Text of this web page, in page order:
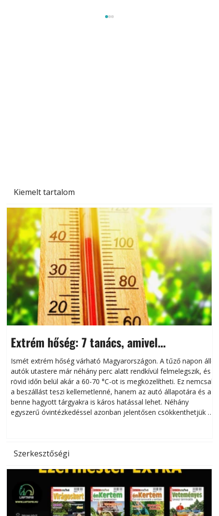
Kiemelt tartalom
Extrém hőség: 7 tanács, amivel
megóvhatjuk autónkat a nyári károktól
Ismét extrém hőség várható Magyarországon. A tűző napon álló
autók utastere már néhány perc alatt rendkívül felmelegszik, és
rövid időn belül akár a 60-70 °C-ot is megközelítheti. Ez nemcsak
a beszállást teszi kellemetlenné, hanem az autó állapotára és a
benne hagyott tárgyakra is káros hatással lehet. Néhány
egyszerű óvintézkedéssel azonban jelentősen csökkenthetjük a
Szerkesztőségi